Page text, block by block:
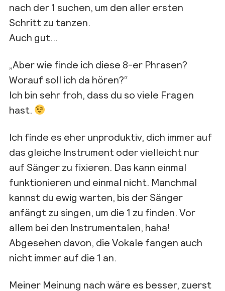
nach der 1 suchen, um den aller ersten
Schritt zu tanzen.
Auch gut…
„Aber wie finde ich diese 8-er Phrasen?
Worauf soll ich da hören?“
Ich bin sehr froh, dass du so viele Fragen
hast.
Ich finde es eher unproduktiv, dich immer auf
das gleiche Instrument oder vielleicht nur
auf Sänger zu fixieren. Das kann einmal
funktionieren und einmal nicht. Manchmal
kannst du ewig warten, bis der Sänger
anfängt zu singen, um die 1 zu finden. Vor
allem bei den Instrumentalen, haha!
Abgesehen davon, die Vokale fangen auch
nicht immer auf die 1 an.
Meiner Meinung nach wäre es besser, zuerst